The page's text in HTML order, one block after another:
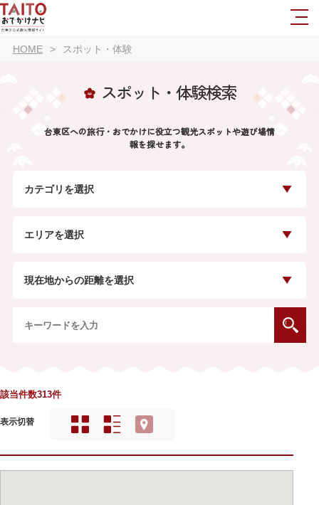
HOME スポット・体験
スポット・体験検索
台東区への旅行・おでかけに役立つ観光スポットや遊び場情
報を探せます。
カテゴリを選択
エリアを選択
現在地からの距離を選択
該当件数313件
表示切替